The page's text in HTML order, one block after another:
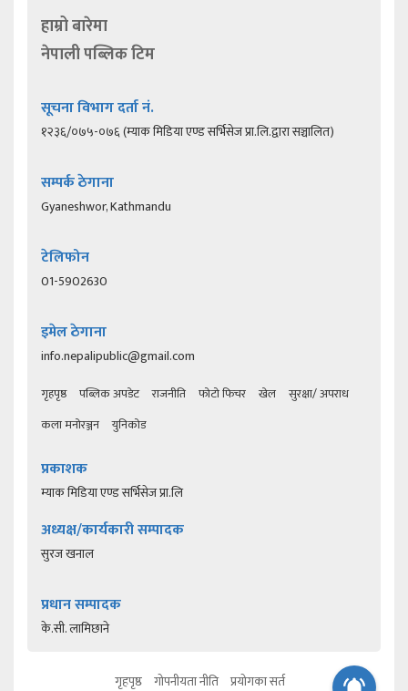
हाम्रो बारेमा
नेपाली पब्लिक टिम
सूचना विभाग दर्ता नं.
१२३६/०७५-०७६ (म्याक मिडिया एण्ड सर्भिसेज प्रा.लि.द्वारा सञ्चालित)
सम्पर्क ठेगाना
Gyaneshwor, Kathmandu
टेलिफोन
01-5902630
इमेल ठेगाना
info.nepalipublic@gmail.com
गृहपृष्ठ पब्लिक अपडेट राजनीति फोटो फिचर खेल
सुरक्षा/ अपराध
कला मनोरञ्जन
युनिकोड
प्रकाशक
म्याक मिडिया एण्ड सर्भिसेज प्रा.लि
अध्यक्ष/कार्यकारी सम्पादक
सुरज खनाल
प्रधान सम्पादक
के.सी. लामिछाने
गृहपृष्ठ गोपनीयता नीति प्रयोगका सर्त